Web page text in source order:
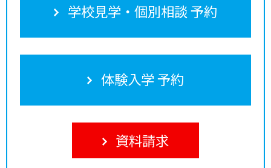
学校見学・個別相談 予約
体験入学 予約
資料請求